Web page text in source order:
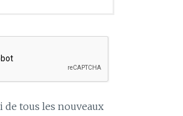
de tous les nouveaux